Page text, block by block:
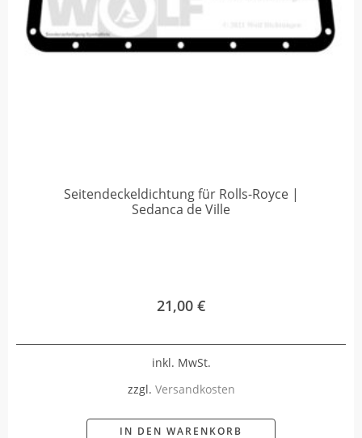
Seitendeckeldichtung für Rolls-Royce |
Sedanca de Ville
21,00 €
inkl. MwSt.
zzgl. Versandkosten
IN DEN WARENKORB